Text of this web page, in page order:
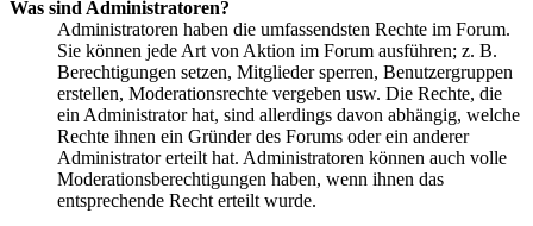
Was sind Administratoren?
Administratoren haben die umfassendsten Rechte im Forum.
Sie können jede Art von Aktion im Forum ausführen; z. B.
Berechtigungen setzen, Mitglieder sperren, Benutzergruppen
erstellen, Moderationsrechte vergeben usw. Die Rechte, die
ein Administrator hat, sind allerdings davon abhängig, welche
Rechte ihnen ein Gründer des Forums oder ein anderer
Administrator erteilt hat. Administratoren können auch volle
Moderationsberechtigungen haben, wenn ihnen das
entsprechende Recht erteilt wurde.